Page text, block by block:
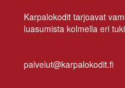
Kar­pa­lo­ko­dit tar­joa­vat
lua­su­mis­ta kol­mel­la eri
palvelut@karpalokodit.fi